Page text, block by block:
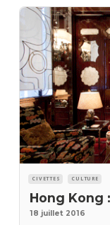
CIVETTES CULTURE
Hong Kong
18 juillet 2016